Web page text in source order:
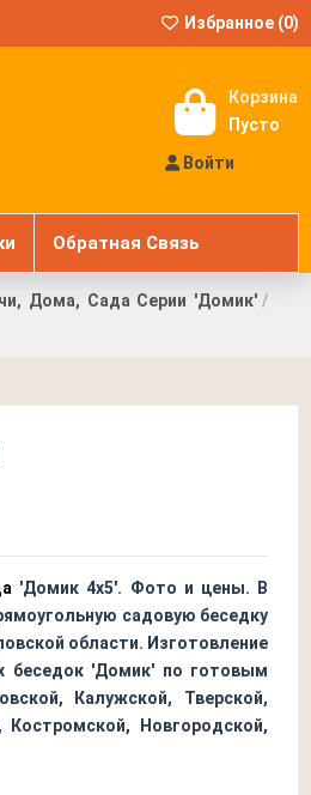
Избранное (0)
Корзина
Пусто
Войти
Обратная Связь
Дома, Сада Серии 'Домик'
'Домик 4х5'. Фото и цены. В
садовую беседку
области. Изготовление
беседок 'Домик' по готовым
Калужской, Тверской,
Костромской, Новгородской,